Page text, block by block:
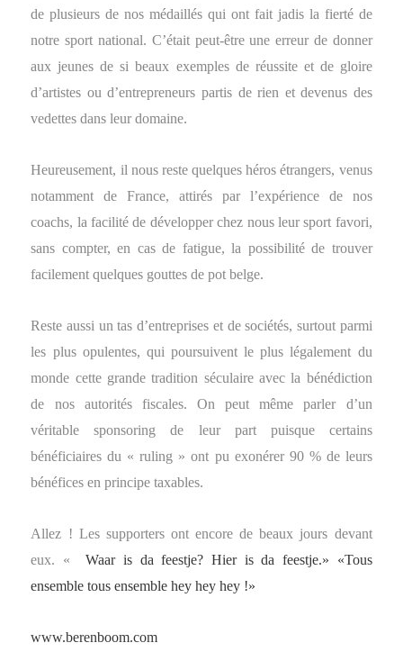
de plusieurs de nos médaillés qui ont fait jadis la fierté de
notre sport national. C’était peut-être une erreur de donner
aux jeunes de si beaux exemples de réussite et de gloire
d’artistes ou d’entrepreneurs partis de rien et devenus des
vedettes dans leur domaine.
Heureusement, il nous reste quelques héros étrangers, venus
notamment de France, attirés par l’expérience de nos
coachs, la facilité de développer chez nous leur sport favori,
sans compter, en cas de fatigue, la possibilité de trouver
facilement quelques gouttes de pot belge.
Reste aussi un tas d’entreprises et de sociétés, surtout parmi
les plus opulentes, qui poursuivent le plus légalement du
monde cette grande tradition séculaire avec la bénédiction
de nos autorités fiscales. On peut même parler d’un
véritable sponsoring de leur part puisque certains
bénéficiaires du « ruling » ont pu exonérer 90 % de leurs
bénéfices en principe taxables.
Allez ! Les supporters ont encore de beaux jours devant
eux. «Waar is da feestje? Hier is da feestje.» «Tous
ensemble tous ensemble hey hey hey !»
www.berenboom.com